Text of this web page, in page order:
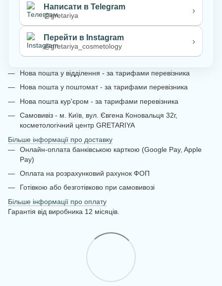
Написати в Telegram
@gretariya ›
Перейти в Instagram
@gretariya_cosmetology ›
Нова пошта у відділення - за тарифами перевізника
Нова пошта у поштомат - за тарифами перевізника
Нова пошта кур'єром - за тарифами перевізника
Самовивіз - м. Київ, вул. Євгена Коновальця 32г,
косметологічний центр GRETARIYA
Більше інформації про доставку
Онлайн-оплата банківською карткою (Google Pay, Apple
Pay)
Оплата на розрахунковий рахунок ФОП
Готівкою або безготівково при самовивозі
Більше інформації про оплату
Гарантія від виробника 12 місяців.